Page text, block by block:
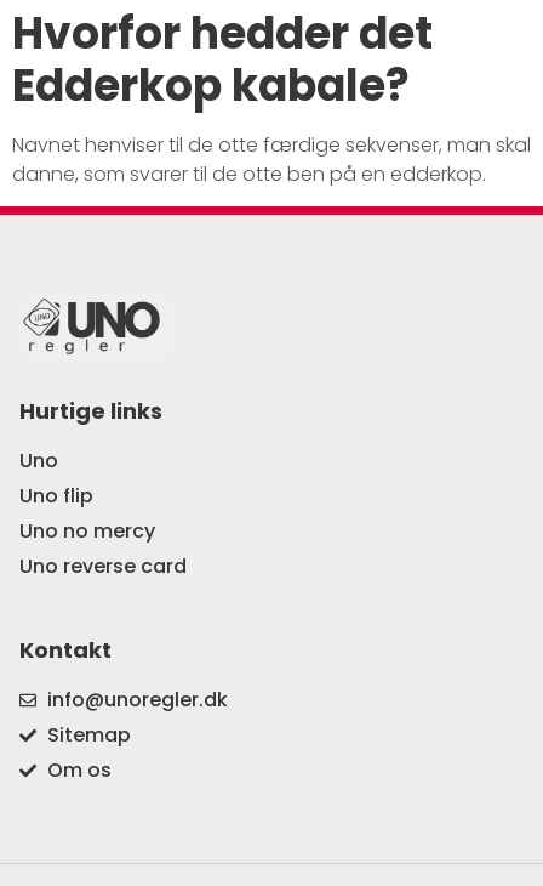
Hvorfor hedder det
Edderkop kabale?
Navnet henviser til de otte færdige sekvenser, man skal
danne, som svarer til de otte ben på en edderkop.
Hurtige links
Uno
Uno flip
Uno no mercy
Uno reverse card
Kontakt
info@unoregler.dk
Sitemap
Om os